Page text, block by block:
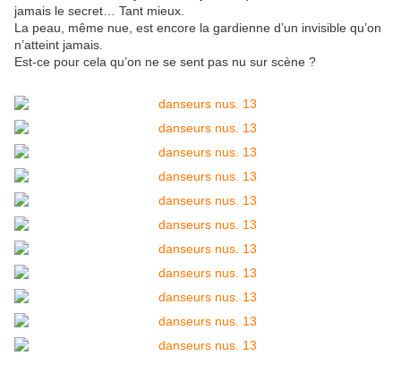
jamais le secret… Tant mieux.
La peau, même nue, est encore la gardienne d’un invisible qu’on
n’atteint jamais.
Est-ce pour cela qu’on ne se sent pas nu sur scène ?